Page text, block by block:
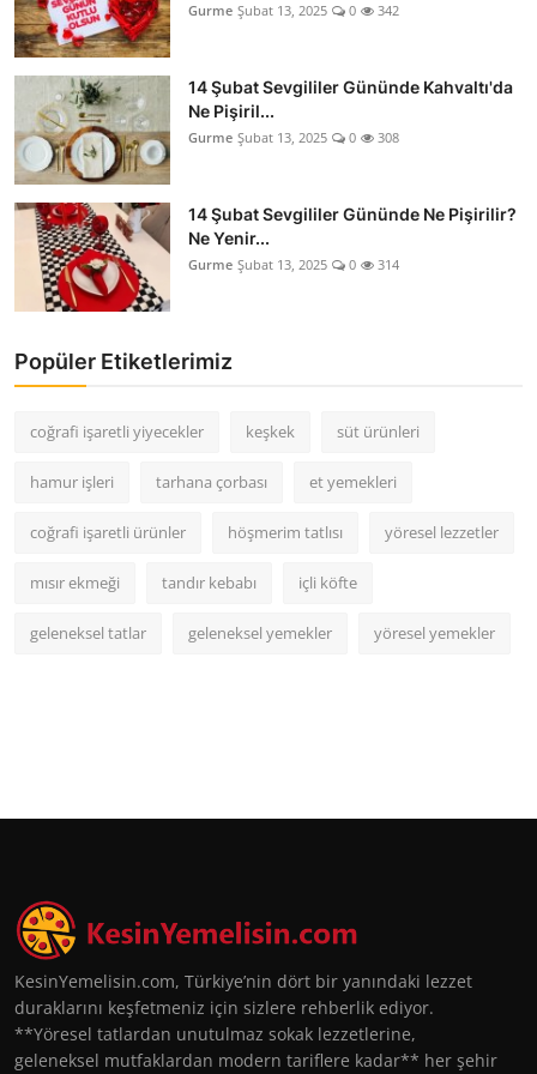
Gurme Şubat 13, 2025 0 342
14 Şubat Sevgililer Gününde Kahvaltı'da
Ne Pişiril...
Gurme Şubat 13, 2025 0 308
14 Şubat Sevgililer Gününde Ne Pişirilir?
Ne Yenir...
Gurme Şubat 13, 2025 0 314
Popüler Etiketlerimiz
coğrafi işaretli yiyecekler keşkek süt ürünleri
hamur işleri tarhana çorbası et yemekleri
coğrafi işaretli ürünler höşmerim tatlısı yöresel lezzetler
mısır ekmeği tandır kebabı içli köfte
geleneksel tatlar geleneksel yemekler yöresel yemekler
KesinYemelisin.com, Türkiye’nin dört bir yanındaki lezzet
duraklarını keşfetmeniz için sizlere rehberlik ediyor.
**Yöresel tatlardan unutulmaz sokak lezzetlerine,
geleneksel mutfaklardan modern tariflere kadar** her şehir